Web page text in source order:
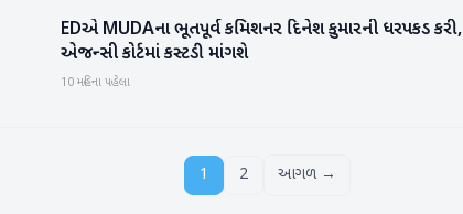
રાષ્ટ્રીય
EDએ MUDAના ભૂતપૂર્વ કમિશનર દિનેશ કુમારની ધરપકડ કરી,
એજન્સી કોર્ટમાં કસ્ટડી માંગશે
10 મહિના પહેલા
1 2 આગળ →